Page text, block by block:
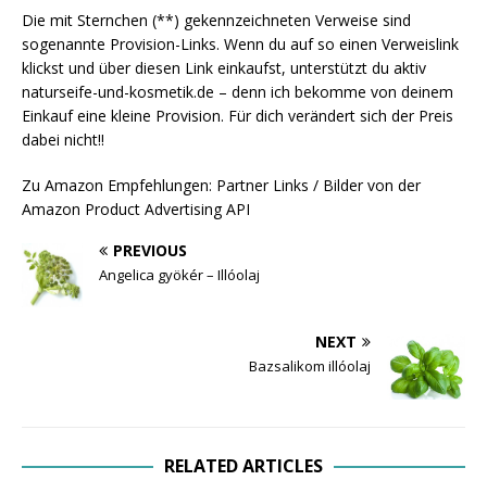
Die mit Sternchen (**) gekennzeichneten Verweise sind
sogenannte Provision-Links. Wenn du auf so einen Verweislink
klickst und über diesen Link einkaufst, unterstützt du aktiv
naturseife-und-kosmetik.de – denn ich bekomme von deinem
Einkauf eine kleine Provision. Für dich verändert sich der Preis
dabei nicht!!
Zu Amazon Empfehlungen: Partner Links / Bilder von der
Amazon Product Advertising API
PREVIOUS
Angelica gyökér – Illóolaj
NEXT
Bazsalikom illóolaj
RELATED ARTICLES